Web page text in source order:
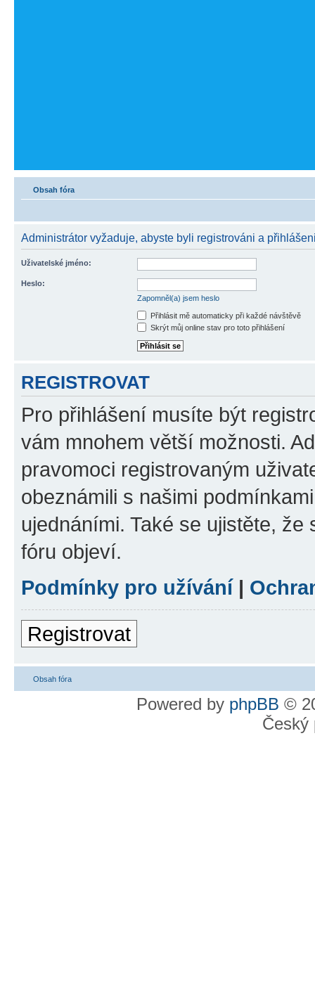
Obsah fóra
Administrátor vyžaduje, abyste byli registrováni a
Uživatelské jméno:
Heslo:
Zapomněl(a) jsem heslo
Přihlásit mě automaticky při každé návštěvě
Skrýt můj online stav pro toto přihlášení
REGISTROVAT
Pro přihlášení musíte být
vám mnohem větší možnosti.
pravomoci registrovaným
obeznámili s našimi
ujednáními. Také se ujistěte,
fóru objeví.
Podmínky pro užívání|
Registrovat
Obsah fóra
Powered by phpBB ©